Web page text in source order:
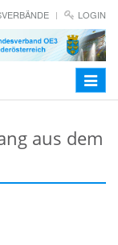
LOGIN
Toggle
aus dem